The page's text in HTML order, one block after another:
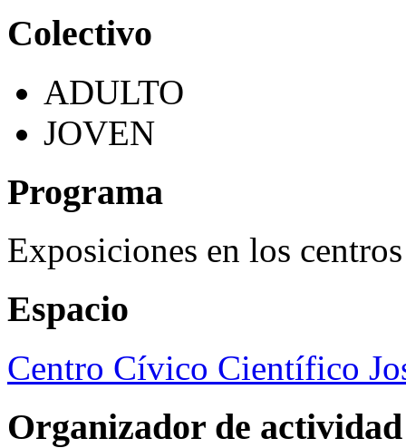
Colectivo
ADULTO
JOVEN
Programa
Exposiciones en los
Espacio
Centro Cívico Científico
Organizador de actividad